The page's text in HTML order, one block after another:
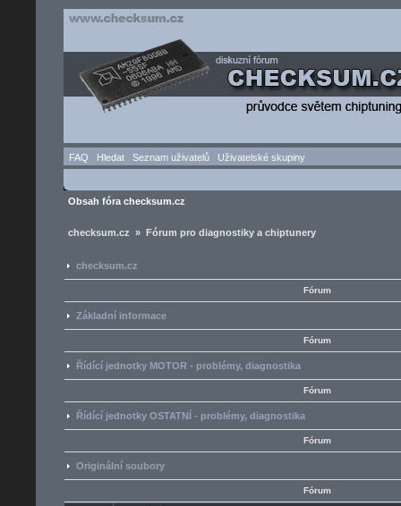
FAQ Hledat Seznam uživatelů Uživatelské skupiny
Obsah fóra checksum.cz
checksum.cz » Fórum pro diagnostiky a chiptunery
checksum.cz
Fórum
Základní informace
Fórum
Řídící jednotky MOTOR - problémy, diagnostika
Fórum
Řídící jednotky OSTATNÍ - problémy, diagnostika
Fórum
Originální soubory
Fórum